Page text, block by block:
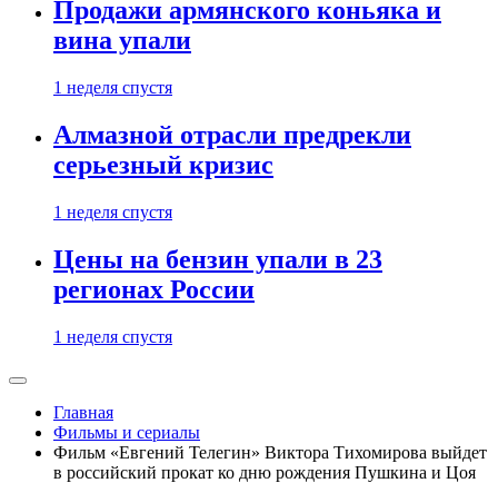
Продажи армянского коньяка и
вина упали
1 неделя спустя
Алмазной отрасли предрекли
серьезный кризис
1 неделя спустя
Цены на бензин упали в 23
регионах России
1 неделя спустя
Главная
Фильмы и сериалы
Фильм «Евгений Телегин» Виктора Тихомирова выйдет
в российский прокат ко дню рождения Пушкина и Цоя